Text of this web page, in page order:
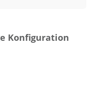
Konfiguration